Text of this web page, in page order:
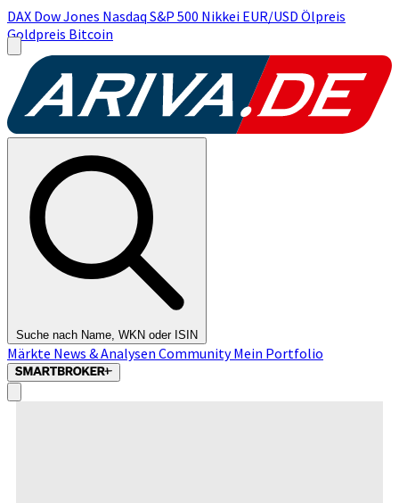
DAX Dow Jones Nasdaq S&P 500 Nikkei EUR/USD Ölpreis
Goldpreis Bitcoin
Suche nach Name, WKN oder ISIN
Märkte News & Analysen CommunityMein Portfolio